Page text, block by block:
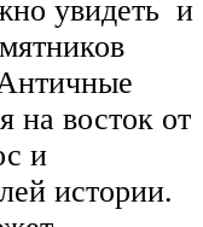
увидеть и
на восток от
и
истории.